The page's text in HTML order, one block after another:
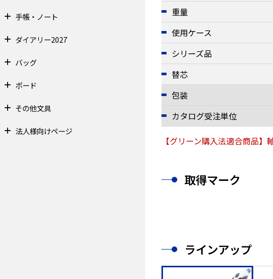
重量
使用ケース
シリーズ品
替芯
包装
カタログ受注単位
【グリーン購入法適合商品】
取得マーク
ラインアップ
手帳・ノート
ダイアリー2027
バッグ
ボード
その他文具
法人様向けページ